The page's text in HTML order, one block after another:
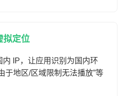
拟定位
内 IP，让应用识别为国内环
于地区/区域限制无法播放”等